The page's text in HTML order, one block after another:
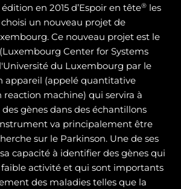
en 2015 d’Espoir en tête® les
un nouveau projet de
Ce nouveau projet est le
Center for Systems
du Luxembourg par le
appareil (appelé quantitative
reaction machine) qui servira à
gènes dans des échantillons
va principalement être
sur le Parkinson. Une de ses
capacité à identifier des gènes qui
activité et qui sont importants
des maladies telles que la